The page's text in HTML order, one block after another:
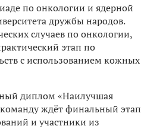
по онкологии и ядерной
дружбы народов.
случаев по онкологии,
этап по
с использованием кожных
диплом «Наилучшая
ждёт финальный этап
и участники из